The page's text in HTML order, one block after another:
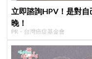
立即諮詢HPV！是對
晚！
PR・台灣癌症基金會